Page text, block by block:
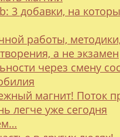
3 добавки, на
работы,
а не экзамен
через смену
магнит! Поток
легче уже сегодня